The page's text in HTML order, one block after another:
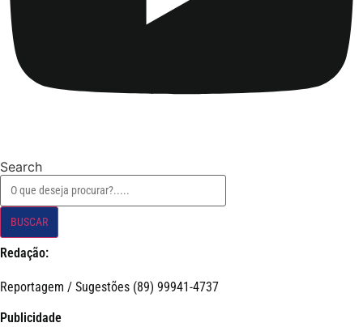
Search
BUSCAR
Redação:
Reportagem / Sugestões (89) 99941-4737
Publicidade